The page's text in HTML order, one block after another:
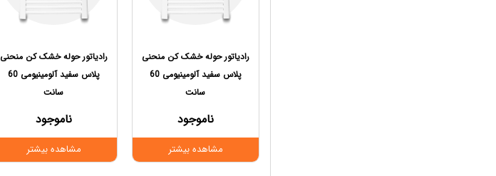
رادیاتور حوله خشک کن منحنی
پلاس سفید آلومینیومی 60
سانت
ناموجود
مشاهده بیشتر
رادیاتور حوله خشک کن منحنی
پلاس سفید آلومینیومی 60
سانت
ناموجود
مشاهده بیشتر